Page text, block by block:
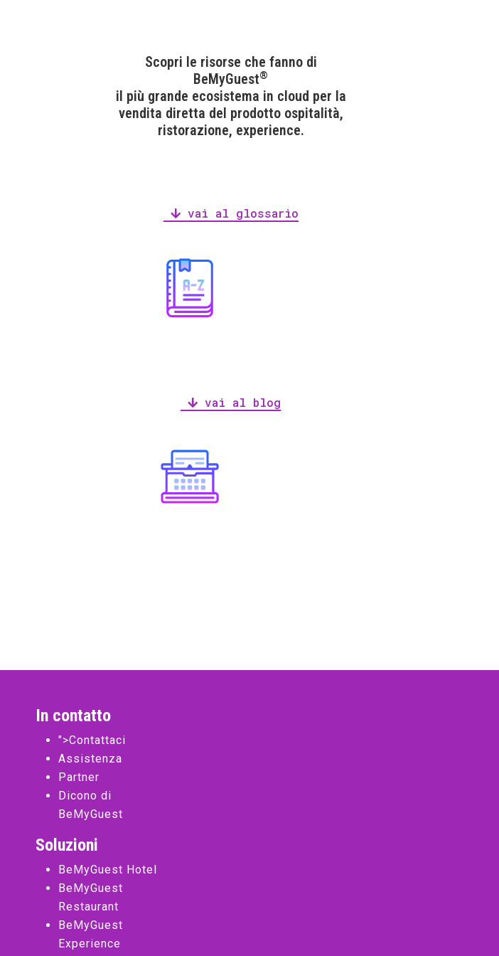
Scopri le risorse che fanno di
BeMyGuest®
il più grande ecosistema in cloud per la
vendita diretta del prodotto ospitalità,
ristorazione, experience.
vai al glossario
vai al blog
In contatto
">Contattaci
Assistenza
Partner
Dicono di
BeMyGuest
Soluzioni
BeMyGuest Hotel
BeMyGuest
Restaurant
BeMyGuest
Experience